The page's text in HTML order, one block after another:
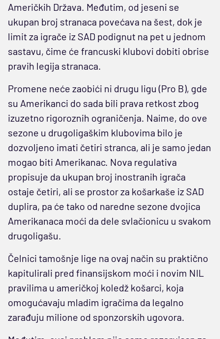
Američkih Država. Međutim, od jeseni se
ukupan broj stranaca povećava na šest, dok je
limit za igrače iz SAD podignut na pet u jednom
sastavu, čime će francuski klubovi dobiti obrise
pravih legija stranaca.
Promene neće zaobići ni drugu ligu (Pro B), gde
su Amerikanci do sada bili prava retkost zbog
izuzetno rigoroznih ograničenja. Naime, do ove
sezone u drugoligaškim klubovima bilo je
dozvoljeno imati četiri stranca, ali je samo jedan
mogao biti Amerikanac. Nova regulativa
propisuje da ukupan broj inostranih igrača
ostaje četiri, ali se prostor za košarkaše iz SAD
duplira, pa će tako od naredne sezone dvojica
Amerikanaca moći da dele svlačionicu u svakom
drugoligašu.
Čelnici tamošnje lige na ovaj način su praktično
kapitulirali pred finansijskom moći i novim NIL
pravilima u američkoj koledž košarci, koja
omogućavaju mladim igračima da legalno
zarađuju milione od sponzorskih ugovora.